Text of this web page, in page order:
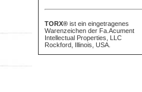
TORX® ist ein eingetragenes
Warenzeichen der Fa.Acument
Intellectual Properties, LLC
Rockford, Illinois, USA.